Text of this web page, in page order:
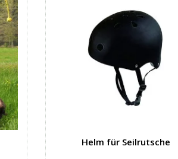
Helm für Seilrutsche